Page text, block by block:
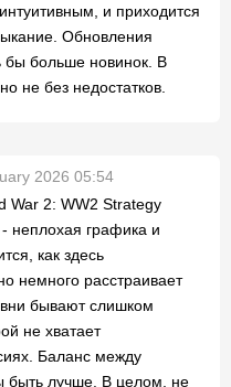
и приходится
Обновления
бы больше новинок. В
не без недостатков.
2026 05:54
War 2: WW2 Strategy
неплохая графика и
как здесь
немного расстраивает
бывают слишком
не хватает
Баланс между
быть лучше. В целом, не